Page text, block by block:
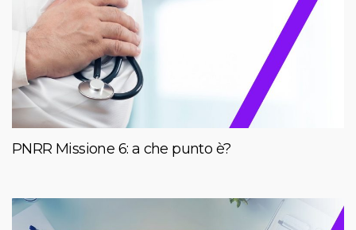
PNRR Missione 6: a che punto è?